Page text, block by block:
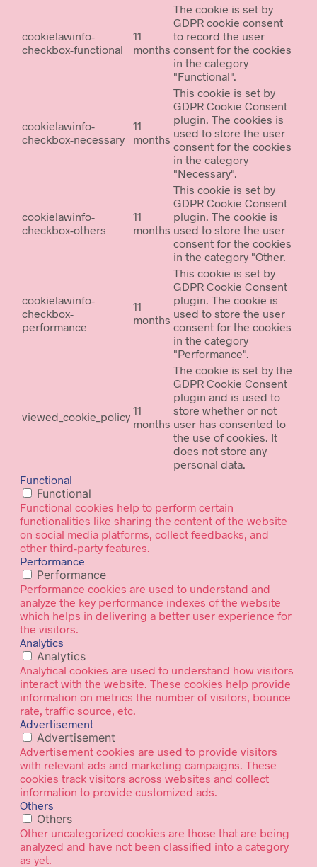
cookielawinfo-
checkbox-functional
11
months
The cookie is set by
GDPR cookie consent
to record the user
consent for the cookies
in the category
"Functional".
cookielawinfo-
checkbox-necessary
11
months
This cookie is set by
GDPR Cookie Consent
plugin. The cookies is
used to store the user
consent for the cookies
in the category
"Necessary".
cookielawinfo-
checkbox-others
11
months
This cookie is set by
GDPR Cookie Consent
plugin. The cookie is
used to store the user
consent for the cookies
in the category "Other.
cookielawinfo-
checkbox-
performance
11
months
This cookie is set by
GDPR Cookie Consent
plugin. The cookie is
used to store the user
consent for the cookies
in the category
"Performance".
viewed_cookie_policy 11
months
The cookie is set by the
GDPR Cookie Consent
plugin and is used to
store whether or not
user has consented to
the use of cookies. It
does not store any
personal data.
Functional
Functional
Functional cookies help to perform certain
functionalities like sharing the content of the website
on social media platforms, collect feedbacks, and
other third-party features.
Performance
Performance
Performance cookies are used to understand and
analyze the key performance indexes of the website
which helps in delivering a better user experience for
the visitors.
Analytics
Analytics
Analytical cookies are used to understand how visitors
interact with the website. These cookies help provide
information on metrics the number of visitors, bounce
rate, traffic source, etc.
Advertisement
Advertisement
Advertisement cookies are used to provide visitors
with relevant ads and marketing campaigns. These
cookies track visitors across websites and collect
information to provide customized ads.
Others
Others
Other uncategorized cookies are those that are being
analyzed and have not been classified into a category
as yet.